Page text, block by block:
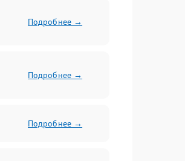
Подробнее →
Подробнее →
Подробнее →